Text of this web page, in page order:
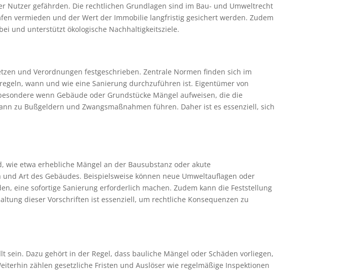
Nutzer gefährden. Die rechtlichen Grundlagen sind im Bau- und Umweltrecht
vermieden und der Wert der Immobilie langfristig gesichert werden. Zudem
und unterstützt ökologische Nachhaltigkeitsziele.
und Verordnungen festgeschrieben. Zentrale Normen finden sich im
wann und wie eine Sanierung durchzuführen ist. Eigentümer von
wenn Gebäude oder Grundstücke Mängel aufweisen, die die
zu Bußgeldern und Zwangsmaßnahmen führen. Daher ist es essenziell, sich
etwa erhebliche Mängel an der Bausubstanz oder akute
Art des Gebäudes. Beispielsweise können neue Umweltauflagen oder
eine sofortige Sanierung erforderlich machen. Zudem kann die Feststellung
dieser Vorschriften ist essenziell, um rechtliche Konsequenzen zu
Dazu gehört in der Regel, dass bauliche Mängel oder Schäden vorliegen,
zählen gesetzliche Fristen und Auslöser wie regelmäßige Inspektionen